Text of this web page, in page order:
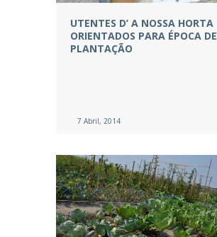
UTENTES D’ A NOSSA HORTA
ORIENTADOS PARA ÉPOCA DE
PLANTAÇÃO
7 Abril, 2014